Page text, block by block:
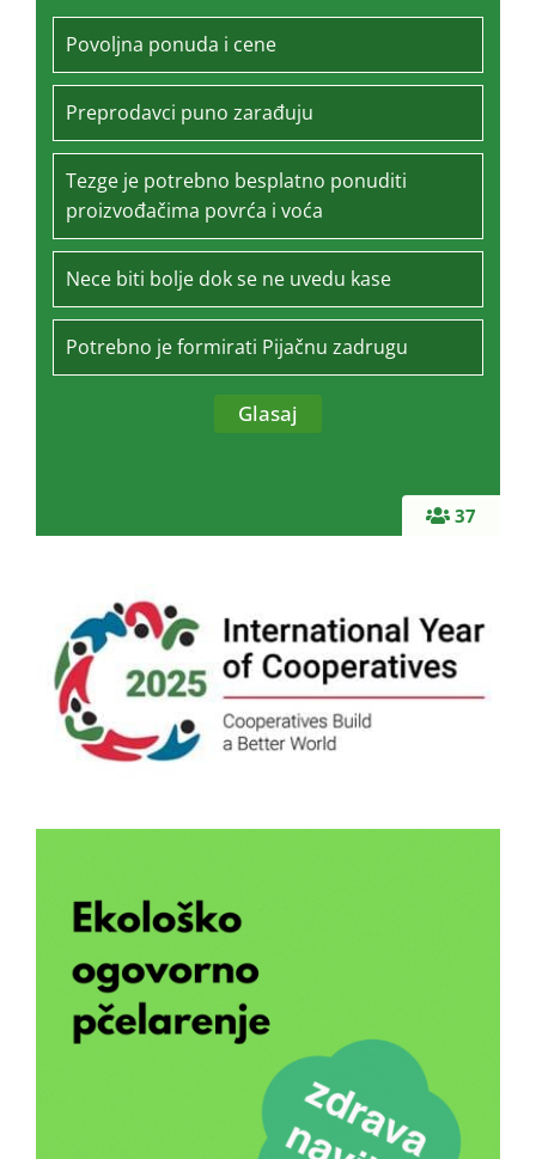
37
Povoljna ponuda i cene
Preprodavci puno zarađuju
Tezge je potrebno besplatno ponuditi
proizvođačima povrća i voća
Nece biti bolje dok se ne uvedu kase
Potrebno je formirati Pijačnu zadrugu